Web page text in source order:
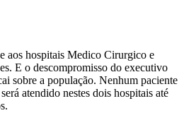
aos hospitais Medico Cirurgico e
E o descompromisso do executivo
sobre a população. Nenhum paciente
atendido nestes dois hospitais até